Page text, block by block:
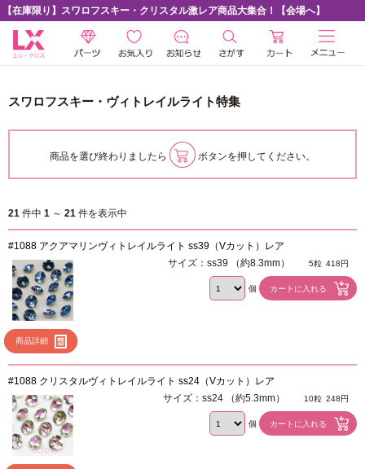
【在庫限り】スワロフスキー・クリスタル激レア商品大集合！【会場へ】
スワロフスキー・ヴィトレイルライト特集
商品を選び終わりましたら ボタンを押してください。
21 件中 1 ～ 21 件を表示中
#1088 アクアマリンヴィトレイルライト ss39（Vカット）レア
商品詳細
サイズ：ss39 （約8.3mm） 5粒 418円
個
#1088 クリスタルヴィトレイルライト ss24（Vカット）レア
サイズ：ss24 （約5.3mm） 10粒 248円
個